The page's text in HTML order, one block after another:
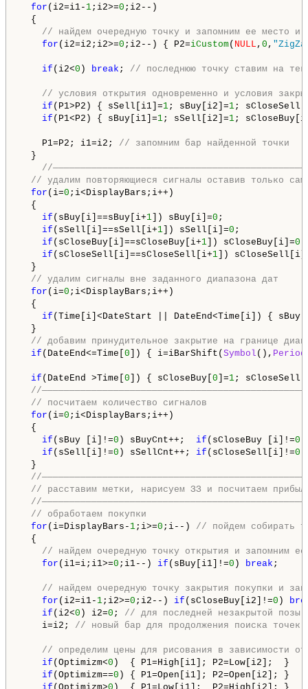
for (i2=i1- 1;i2>=0 ;i2--)
{
// найдем очередную точку и запомним ее место и
for (i2=i2;i2>=0 ;i2--) { P2=iCustom( NULL , 0 ,
if (i2<0 ) break ; // последнюю точку ставим на
// условия открытия одновременно и условия
if (P1>P2) { sSell[i1]=1; sBuy[i2]=1;
if (P1<P2) { sBuy[i1]=1; sSell[i2]=1;
P1=P2; i1=i2; // запомним бар найденной точки
}
//
// удалим повторяющиеся сигналы оставив только
for (i=0 ;i<DisplayBars;i++)
{
if (sBuy[i]==sBuy[i+1 ]) sBuy[i]=0 ;
if (sSell[i]==sSell[i+1 ]) sSell[i]=0 ;
if (sCloseBuy[i]==sCloseBuy[i+1 ]) sCloseBuy[i]=0
if (sCloseSell[i]==sCloseSell[i+1 ])
}
// удалим сигналы вне заданного диапазона дат
for (i=0 ;i<DisplayBars;i++)
{
if (Time[i]<DateStart || DateEnd<Time[i]) {
}
// добавим принудительное закрытие на границе
if (DateEnd<=Time[ 0 ]) { i=iBarShift( Symbol (), Period
if (DateEnd >Time[ 0 ]) { sCloseBuy[ 0 ]=1; sCloseSell[
//
// посчитаем количество сигналов
for (i=0 ;i<DisplayBars;i++)
{
if (sBuy [i]!=0 ) sBuyCnt++; if (sCloseBuy [i]!=0
if (sSell[i]!=0 ) sSellCnt++; if (sCloseSell[i]!=0
}
//
// расставим метки, нарисуем ЗЗ и посчитаем
//
// обработаем покупки
for (i=DisplayBars- 1;i>=0 ;i--) // пойдем собирать
{
// найдем очередную точку открытия и запомним
for (i1=i;i1>=0 ;i1--) if (sBuy[i1]!=0 ) break ;
// найдем очередную точку закрытия покупки и
for (i2=i1- 1;i2>=0 ;i2--) if (sCloseBuy[i2]!=0 )
if (i2<0 ) i2=0 ; // для последней незакрытой позы
i=i2; // новый бар для продолжения поиска точек
// определим цены для рисования в зависимости от
if (Optimizm<0 )  { P1=High[i1]; P2=Low[i2];  }
if (Optimizm==0 ) { P1=Open[i1]; P2=Open[i2]; }